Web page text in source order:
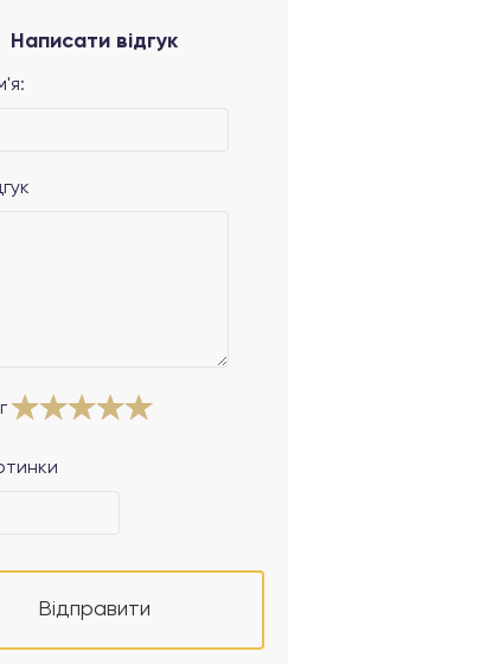
Написати відгук
Відправити